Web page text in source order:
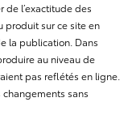
de l’exactitude des
produit sur ce site en
la publication. Dans
au niveau de
pas reflétés en ligne.
changements sans